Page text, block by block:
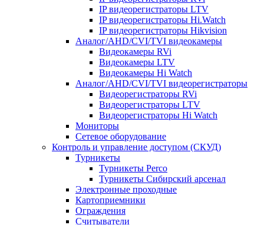
IP видеорегистраторы LTV
IP видеорегистраторы Hi.Watch
IP видеорегистраторы Hikvision
Аналог/AHD/CVI/TVI видеокамеры
Видеокамеры RVi
Видеокамеры LTV
Видеокамеры Hi Watch
Аналог/AHD/CVI/TVI видеорегистраторы
Видеорегистраторы RVi
Видеорегистраторы LTV
Видеорегистраторы Hi Watch
Мониторы
Сетевое оборудование
Контроль и управление доступом (СКУД)
Турникеты
Турникеты Perco
Турникеты Сибирский арсенал
Электронные проходные
Картоприемники
Ограждения
Считыватели